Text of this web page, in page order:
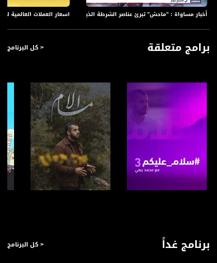
اسعار العملات العالمية لهذا
أخبار مساواة : "ماحش" تبرئ عناصر الشرطة الذين اعتدوا بوحشية على النائب
برامج متعلقة < كل البرنامج
برنامج غداً < كل البرنامج